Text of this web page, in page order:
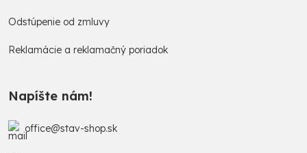
Odstúpenie od zmluvy
Reklamácie a reklamačný poriadok
Napíšte nám!
office@stav-shop.sk